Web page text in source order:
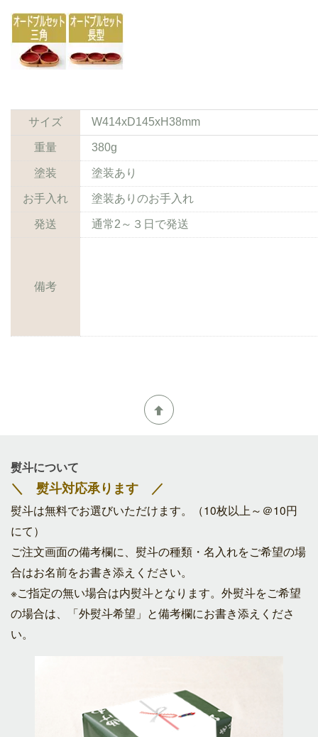
サイズ W414xD145xH38mm
重量 380g
塗装 塗装あり
お手入れ 塗装ありのお手入れ
発送 通常2～３日で発送
備考
熨斗について
＼ 熨斗対応承ります ／
熨斗は無料でお選びいただけます。（10枚以上～＠10円
にて）
ご注文画面の備考欄に、熨斗の種類・名入れをご希望の場
合はお名前をお書き添えください。
※ご指定の無い場合は内熨斗となります。外熨斗をご希望
の場合は、「外熨斗希望」と備考欄にお書き添えくださ
い。